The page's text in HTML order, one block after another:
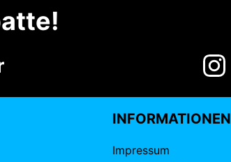
INFORMATIONEN
Impressum